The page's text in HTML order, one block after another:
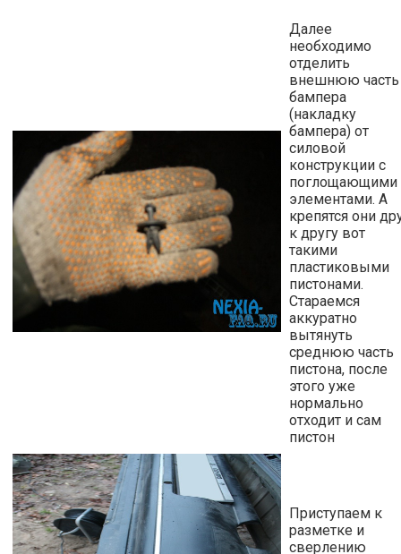
Далее
необходимо
отделить
внешнюю часть
бампера
(накладку
бампера) от
силовой
конструкции с
поглощающими
элементами. А
крепятся они
к другу вот
такими
пластиковыми
пистонами.
Стараемся
аккуратно
вытянуть
среднюю часть
пистона, после
этого уже
нормально
отходит и сам
пистон
Приступаем к
разметке и
сверлению